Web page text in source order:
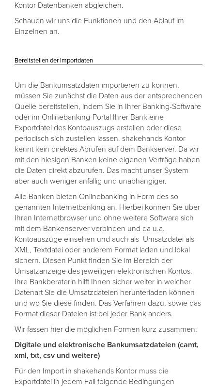
Kontor Datenbanken abgleichen.
Schauen wir uns die Funktionen und den Ablauf im
Einzelnen an.
Bereitstellen der Importdaten
Um die Bankumsatzdaten importieren zu können,
müssen Sie zunächst die Daten aus der entsprechenden
Quelle bereitstellen, indem Sie in Ihrer Banking-Software
oder im Onlinebanking-Portal Ihrer Bank eine
Exportdatei des Kontoauszugs erstellen oder diese
periodisch sich zustellen lassen. shakehands Kontor
kennt kein direktes Abrufen auf dem Bankserver. Da wir
mit den hiesigen Banken keine eigenen Verträge haben
die Daten direkt abzurufen. Das macht unser System
aber auch weniger anfällig und unabhängiger.
Alle Banken bieten Onlinebanking in Form des so
genannten Internetbanking an. Hierbei können Sie über
Ihren Internetbrowser und ohne weitere Software sich
mit dem Bankenserver verbinden und da u.a.
Kontoauszüge einsehen und auch als Umsatzdatei als
XML, Textdatei oder anderem Format laden und lokal
sichern. Diesen Punkt finden Sie im Bereich der
Umsatzanzeige des jeweiligen elektronischen Kontos.
Ihre Bankberaterin hilft Ihnen sicher weiter in welcher
Datenart Sie die Umsatzdateien herunterladen können
und wo Sie diese finden. Das Verfahren dazu, sowie das
Format dieser Dateien ist bei jeder Bank anders.
Wir fassen hier die möglichen Formen kurz zusammen:
Digitale und elektronische Bankumsatzdateien (camt,
xml, txt, csv und weitere)
Für den Import in shakehands Kontor muss die
Exportdatei in jedem Fall folgende Bedingungen